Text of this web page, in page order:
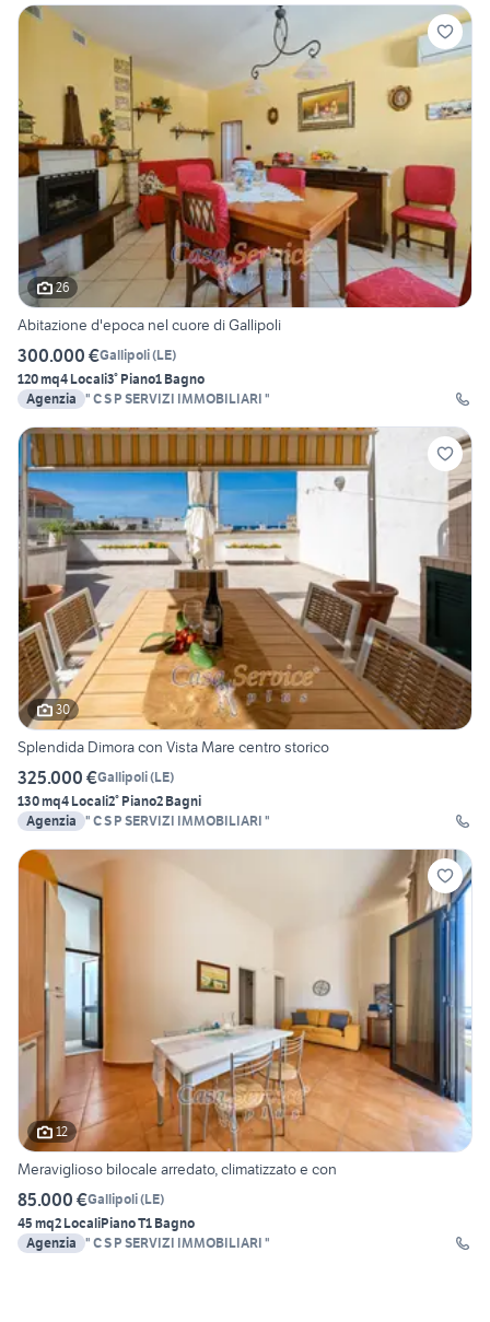
26
Abitazione d'epoca nel cuore di Gallipoli
300.000 €Gallipoli(LE)
120 mq4 Locali3° Piano1 Bagno
Agenzia " C S P SERVIZI IMMOBILIARI "
30
Splendida Dimora con Vista Mare centro storico
325.000 €Gallipoli(LE)
130 mq4 Locali2° Piano2 Bagni
Agenzia " C S P SERVIZI IMMOBILIARI "
12
Meraviglioso bilocale arredato, climatizzato e con
85.000 €Gallipoli(LE)
45 mq2 LocaliPiano T1 Bagno
Agenzia " C S P SERVIZI IMMOBILIARI "